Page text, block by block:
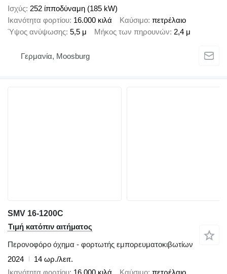
Ισχύς 252 ίπποδύναμη (185 kW)
Ικανότητα φορτίου 16.000 κιλά Καύσιμο πετρέλαιο
Ύψος ανύψωσης 5,5 μ Μήκος των πηρουνών 2,4 μ
Γερμανία, Moosburg
SMV 16-1200C
Τιμή κατόπιν αιτήματος
Περονοφόρο όχημα - φορτωτής εμπορευματοκιβωτίων
2024
14 ωρ./λειτ.
Ικανότητα φορτίου 16.000 κιλά Καύσιμο πετρέλαιο